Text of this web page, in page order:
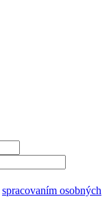
spracovaním osobných